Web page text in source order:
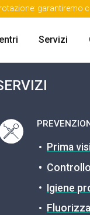
garantiremo
Servizi
Prima
Igiene